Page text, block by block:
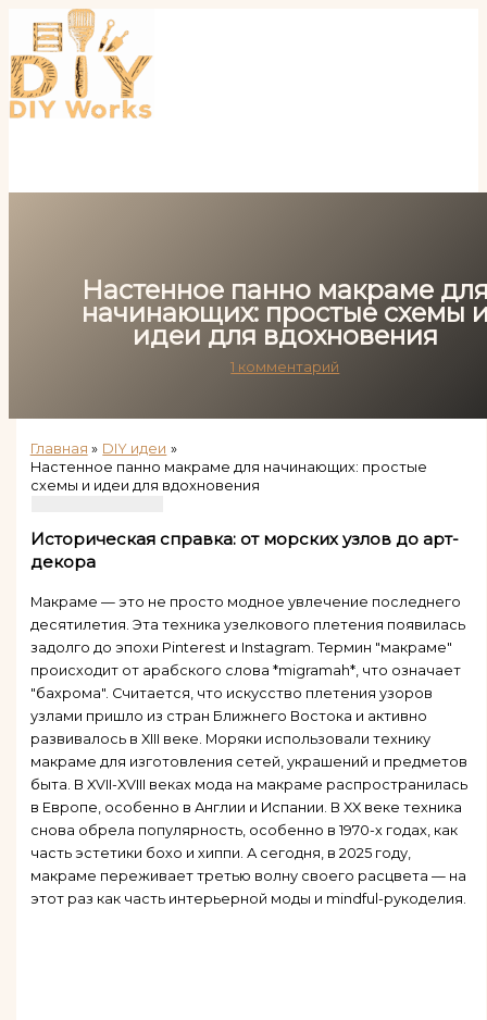
Перейти
содержимому
Настенное панно макраме
начинающих: простые схемы
идеи для вдохновения
1 комментарий
Главная
DIY идеи
Настенное панно макраме для начинающих: простые
схемы и идеи для вдохновения
Историческая справка: от морских узлов до арт-
декора
Макраме — это не просто модное увлечение последнего
десятилетия. Эта техника узелкового плетения появилась
задолго до эпохи Pinterest и Instagram. Термин "макраме"
происходит от арабского слова *migramah*, что означает
"бахрома". Считается, что искусство плетения узоров
узлами пришло из стран Ближнего Востока и активно
развивалось в XIII веке. Моряки использовали технику
макраме для изготовления сетей, украшений и предметов
быта. В XVII-XVIII веках мода на макраме распространилась
в Европе, особенно в Англии и Испании. В XX веке техника
снова обрела популярность, особенно в 1970-х годах, как
часть эстетики бохо и хиппи. А сегодня, в 2025 году,
макраме переживает третью волну своего расцвета — на
этот раз как часть интерьерной моды и mindful-рукоделия.